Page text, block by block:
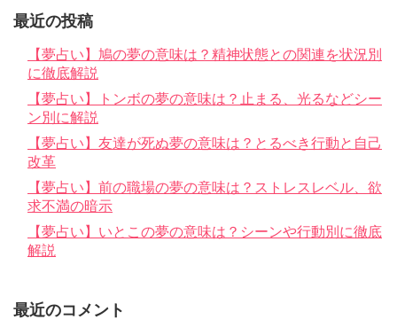
最近の投稿
【夢占い】鳩の夢の意味は？精神状態との関連を状況別
に徹底解説
【夢占い】トンボの夢の意味は？止まる、光るなどシー
ン別に解説
【夢占い】友達が死ぬ夢の意味は？とるべき行動と自己
改革
【夢占い】前の職場の夢の意味は？ストレスレベル、欲
求不満の暗示
【夢占い】いとこの夢の意味は？シーンや行動別に徹底
解説
最近のコメント